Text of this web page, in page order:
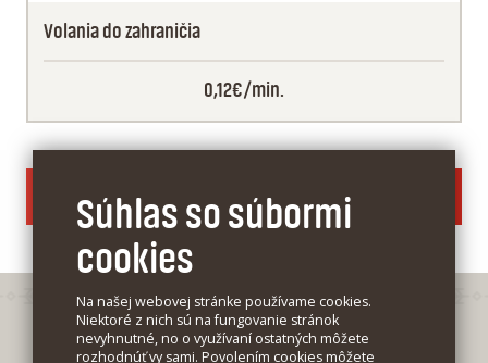
Súhlas so súbormi
cookies
Na našej webovej stránke používame cookies.
Niektoré z nich sú na fungovanie stránok
nevyhnutné, no o využívaní ostatných môžete
rozhodnúť vy sami. Povolením cookies môžete
Volania do zahraničia
0,12€/min.
POROVNAŤ VŠETKY MOBILNÉ PAUŠÁLY